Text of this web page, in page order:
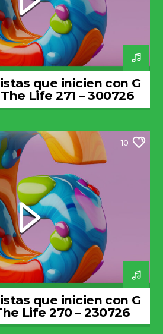
que inicien con G
Life 271 – 300726
10
que inicien con G
Life 270 – 230726